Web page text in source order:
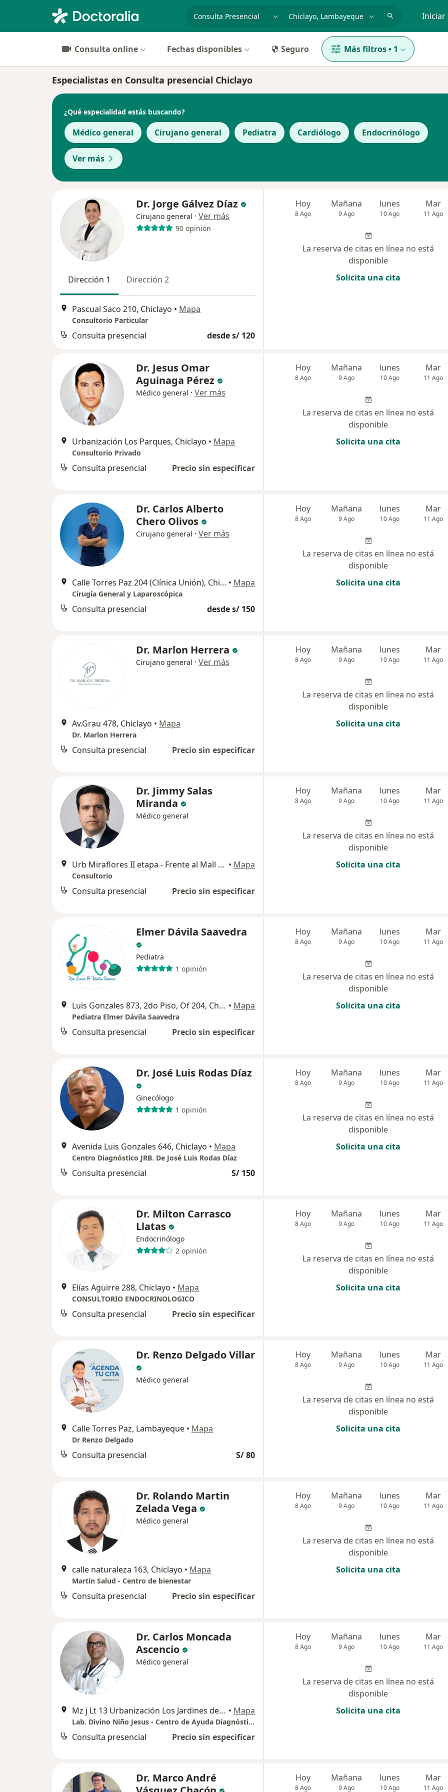
Iniciar
Consulta online Fechas disponibles Seguro Más filtros• 1
Especialistas en Consulta presencial Chiclayo
¿Qué especialidad estás buscando?
Médico general Cirujano general Pediatra Cardiólogo Endocrinólogo
Ver más
Dr. Jorge Gálvez Díaz
Cirujano general · Ver más
90 opinión
Dirección 1 Dirección 2
Pascual Saco 210, Chiclayo • Mapa
Consultorio Particular
Consulta presencial desde s/ 120
Hoy
8 Ago
Mañana
9 Ago
lunes
10 Ago
Mar
11 Ago
La reserva de citas en línea no está
disponible
Solicita una cita
Dr. Jesus Omar
Aguinaga Pérez
Médico general · Ver más
Urbanización Los Parques, Chiclayo • Mapa
Consultorio Privado
Consulta presencial Precio sin especificar
Hoy
8 Ago
Mañana
9 Ago
lunes
10 Ago
Mar
11 Ago
La reserva de citas en línea no está
disponible
Solicita una cita
Dr. Carlos Alberto
Chero Olivos
Cirujano general · Ver más
Calle Torres Paz 204 (Clínica Unión), Chiclayo • Mapa
Cirugía General y Laparoscópica
Consulta presencial desde s/ 150
Hoy
8 Ago
Mañana
9 Ago
lunes
10 Ago
Mar
11 Ago
La reserva de citas en línea no está
disponible
Solicita una cita
Dr. Marlon Herrera
Cirujano general · Ver más
Av.Grau 478, Chiclayo • Mapa
Dr. Marlon Herrera
Consulta presencial Precio sin especificar
Hoy
8 Ago
Mañana
9 Ago
lunes
10 Ago
Mar
11 Ago
La reserva de citas en línea no está
disponible
Solicita una cita
Dr. Jimmy Salas
Miranda
Médico general
Urb Miraflores II etapa - Frente al Mall plaza, Chiclayo • Mapa
Consultorio
Consulta presencial Precio sin especificar
Hoy
8 Ago
Mañana
9 Ago
lunes
10 Ago
Mar
11 Ago
La reserva de citas en línea no está
disponible
Solicita una cita
Elmer Dávila Saavedra
Pediatra
1 opinión
Luis Gonzales 873, 2do Piso, Of 204, Chiclayo • Mapa
Pediatra Elmer Dávila Saavedra
Consulta presencial Precio sin especificar
Hoy
8 Ago
Mañana
9 Ago
lunes
10 Ago
Mar
11 Ago
La reserva de citas en línea no está
disponible
Solicita una cita
Dr. José Luis Rodas Díaz
Ginecólogo
1 opinión
Avenida Luis Gonzales 646, Chiclayo • Mapa
Centro Diagnóstico JRB. De José Luis Rodas Díaz
Consulta presencial S/ 150
Hoy
8 Ago
Mañana
9 Ago
lunes
10 Ago
Mar
11 Ago
La reserva de citas en línea no está
disponible
Solicita una cita
Dr. Milton Carrasco
Llatas
Endocrinólogo
2 opinión
Elías Aguirre 288, Chiclayo • Mapa
CONSULTORIO ENDOCRINOLOGICO
Consulta presencial Precio sin especificar
Hoy
8 Ago
Mañana
9 Ago
lunes
10 Ago
Mar
11 Ago
La reserva de citas en línea no está
disponible
Solicita una cita
Dr. Renzo Delgado Villar
Médico general
Calle Torres Paz, Lambayeque • Mapa
Dr Renzo Delgado
Consulta presencial S/ 80
Hoy
8 Ago
Mañana
9 Ago
lunes
10 Ago
Mar
11 Ago
La reserva de citas en línea no está
disponible
Solicita una cita
Dr. Rolando Martin
Zelada Vega
Médico general
calle naturaleza 163, Chiclayo • Mapa
Martin Salud - Centro de bienestar
Consulta presencial Precio sin especificar
Hoy
8 Ago
Mañana
9 Ago
lunes
10 Ago
Mar
11 Ago
La reserva de citas en línea no está
disponible
Solicita una cita
Dr. Carlos Moncada
Ascencio
Médico general
Mz j Lt 13 Urbanización Los Jardines de Santa Rosa , Chiclayo • Mapa
Lab. Divino Niño Jesus - Centro de Ayuda Diagnóstica
Consulta presencial Precio sin especificar
Hoy
8 Ago
Mañana
9 Ago
lunes
10 Ago
Mar
11 Ago
La reserva de citas en línea no está
disponible
Solicita una cita
Dr. Marco André
Hoy
8 Ago
Mañana
9 Ago
lunes
10 Ago
Mar
11 Ago